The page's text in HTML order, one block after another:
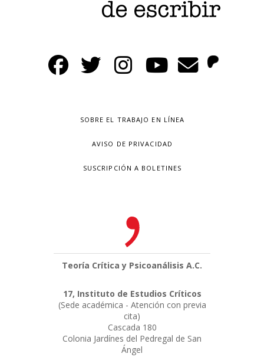
SOBRE EL TRABAJO EN LÍNEA
AVISO DE PRIVACIDAD
SUSCRIPCIÓN A BOLETINES
Teoría Crítica y Psicoanálisis A.C.
17, Instituto de Estudios Críticos
(Sede académica - Atención con previa
cita)
Cascada 180
Colonia Jardínes del Pedregal de San
Ángel